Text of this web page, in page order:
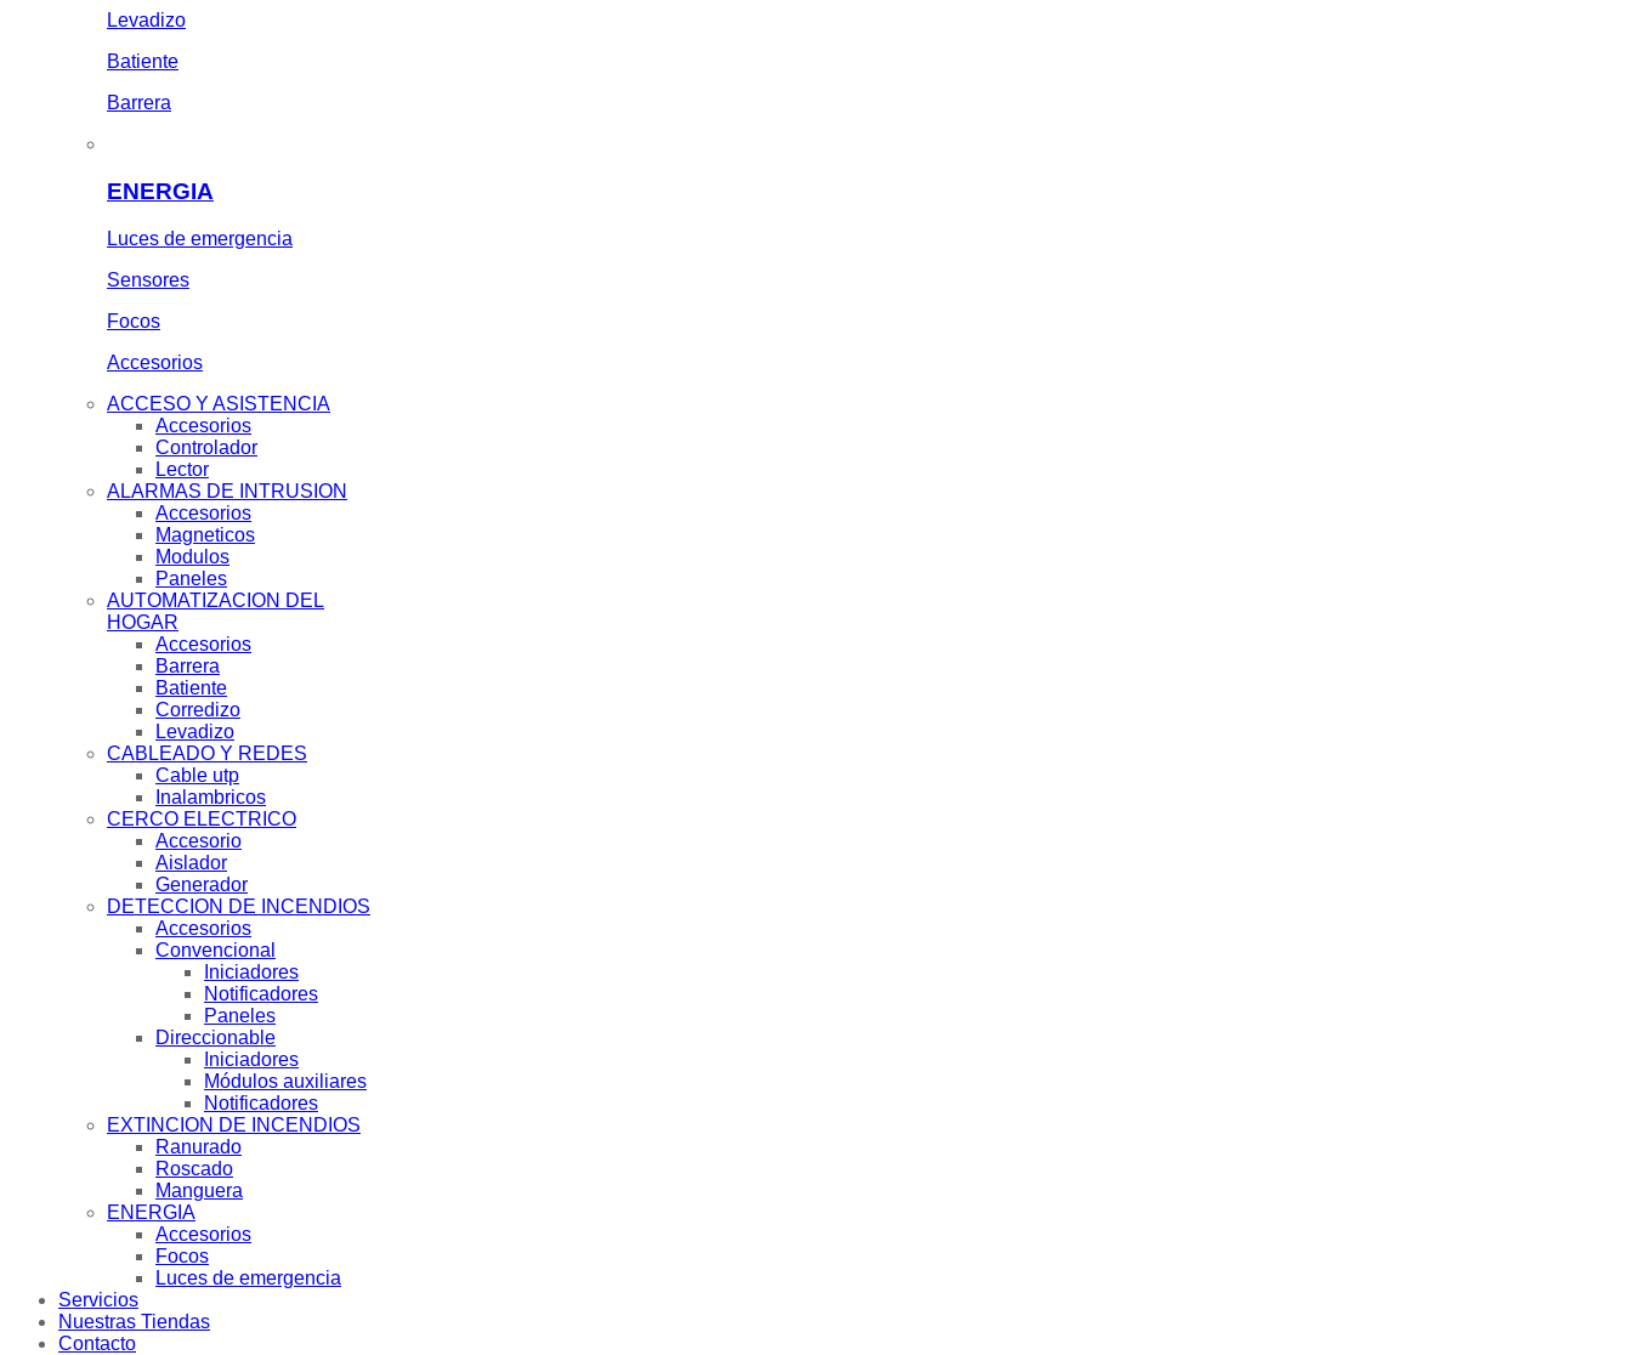
Levadizo
Batiente
Barrera
ENERGIA
Luces de emergencia
Sensores
Focos
Accesorios
ACCESO Y ASISTENCIA
Accesorios
Controlador
Lector
ALARMAS DE INTRUSION
Accesorios
Magneticos
Modulos
Paneles
AUTOMATIZACION DEL
HOGAR
Accesorios
Barrera
Batiente
Corredizo
Levadizo
CABLEADO Y REDES
Cable utp
Inalambricos
CERCO ELECTRICO
Accesorio
Aislador
Generador
DETECCION DE INCENDIOS
Accesorios
Convencional
Iniciadores
Notificadores
Paneles
Direccionable
Iniciadores
Módulos auxiliares
Notificadores
EXTINCION DE INCENDIOS
Ranurado
Roscado
Manguera
ENERGIA
Accesorios
Focos
Luces de emergencia
Servicios
Nuestras Tiendas
Contacto